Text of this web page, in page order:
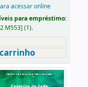
acessar online
para empréstimo:
M553] (1).